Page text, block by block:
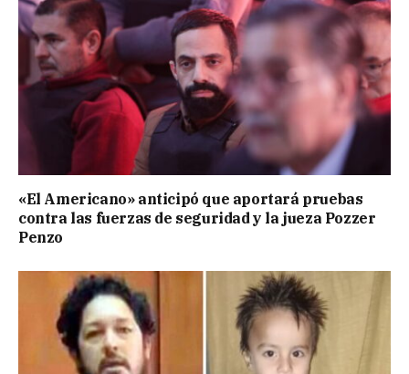
«El Americano» anticipó que aportará pruebas
contra las fuerzas de seguridad y la jueza Pozzer
Penzo